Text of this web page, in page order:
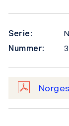
Serie:
Nummer: